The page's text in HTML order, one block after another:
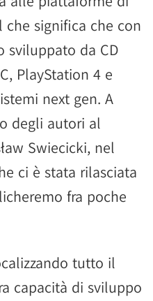
che significa che con
sviluppato da CD
PlayStation 4 e
next gen. A
degli autori al
Swiecicki, nel
ci è stata rilasciata
fra poche
tutto il
capacità di sviluppo